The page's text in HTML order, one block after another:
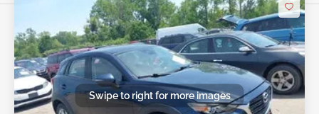
Swipe to right for more images